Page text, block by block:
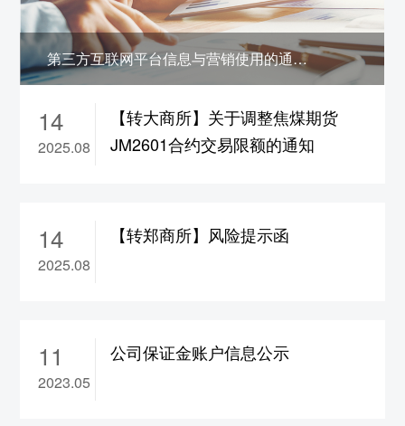
证金调整为16%，涨跌停板幅度调整为9%
8、ao2608合约保证金调整为22%，
ao2609
合约保证金调整为18%，ao2610-2702合约保
9、ad2608合约保证金调整为22%，ad2609
合约保证金调整为17%，ad2610-2702合约保
8%
11、rb/hc/ss/ru/sp/op
大连
1、rr/cs2609合约保证金调整为13%，
第三方互联网平台信息与营销使用的通信码号公示
14
2025.08
【转大商所】关于调整焦煤期货
JM2601合约交易限额的通知
14
2025.08
【转郑商所】风险提示函
11
2023.05
公司保证金账户信息公示